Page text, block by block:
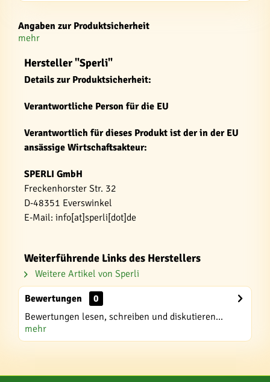
Angaben zur Produktsicherheit
mehr
Hersteller "Sperli"
Details zur Produktsicherheit:
Verantwortliche Person für die EU
Verantwortlich für dieses Produkt ist der in der EU
ansässige Wirtschaftsakteur:
SPERLI GmbH
Freckenhorster Str. 32
D-48351 Everswinkel
E-Mail: info[at]sperli[dot]de
Weiterführende Links des Herstellers
Weitere Artikel von Sperli
Bewertungen
0
Bewertungen lesen, schreiben und diskutieren...
mehr